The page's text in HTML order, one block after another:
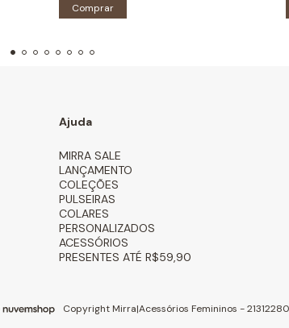
Comprar
Ajuda
MIRRA SALE
LANÇAMENTO
COLEÇÕES
PULSEIRAS
COLARES
PERSONALIZADOS
ACESSÓRIOS
PRESENTES ATÉ R$59,90
Copyright Mirra|Acessórios Femininos -